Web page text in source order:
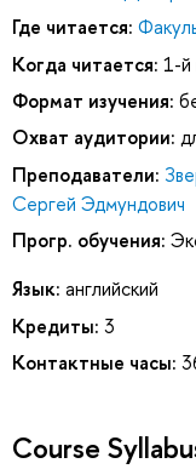
Где читается:
Когда читается: 1-й
Формат изучения:
Охват аудитории:
Преподаватели:
Сергей Эдмундович
Прогр. обучения:
Язык: английский
Кредиты: 3
Контактные часы:
Course